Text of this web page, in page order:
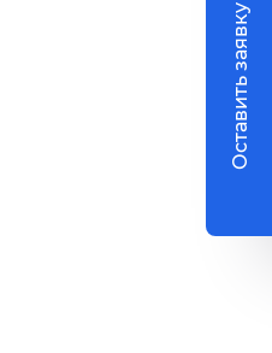
Оставить заявку